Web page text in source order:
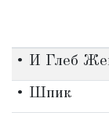
• И Глеб
• Шпик